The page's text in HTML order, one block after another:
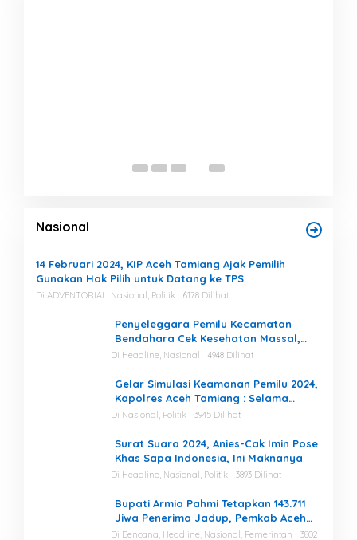
Nasional
14 Februari 2024, KIP Aceh Tamiang Ajak Pemilih
Gunakan Hak Pilih untuk Datang ke TPS
Di ADVENTORIAL, Nasional, Politik 6178 Dilihat
Penyeleggara Pemilu Kecamatan
Bendahara Cek Kesehatan Massal,
Ketua KIP Aceh Tamiang Beri Apresiasi
Di Headline, Nasional 4948 Dilihat
Gelar Simulasi Keamanan Pemilu 2024,
Kapolres Aceh Tamiang : Selama
Proses, Kami Siap dan Mampu
Di Nasional, Politik 3945 Dilihat
Surat Suara 2024, Anies-Cak Imin Pose
Khas Sapa Indonesia, Ini Maknanya
Di Headline, Nasional, Politik 3893 Dilihat
Bupati Armia Pahmi Tetapkan 143.711
Jiwa Penerima Jadup, Pemkab Aceh
Tamiang Percepat Pemulihan
Di Bencana, Headline, Nasional, Pemerintah 3802